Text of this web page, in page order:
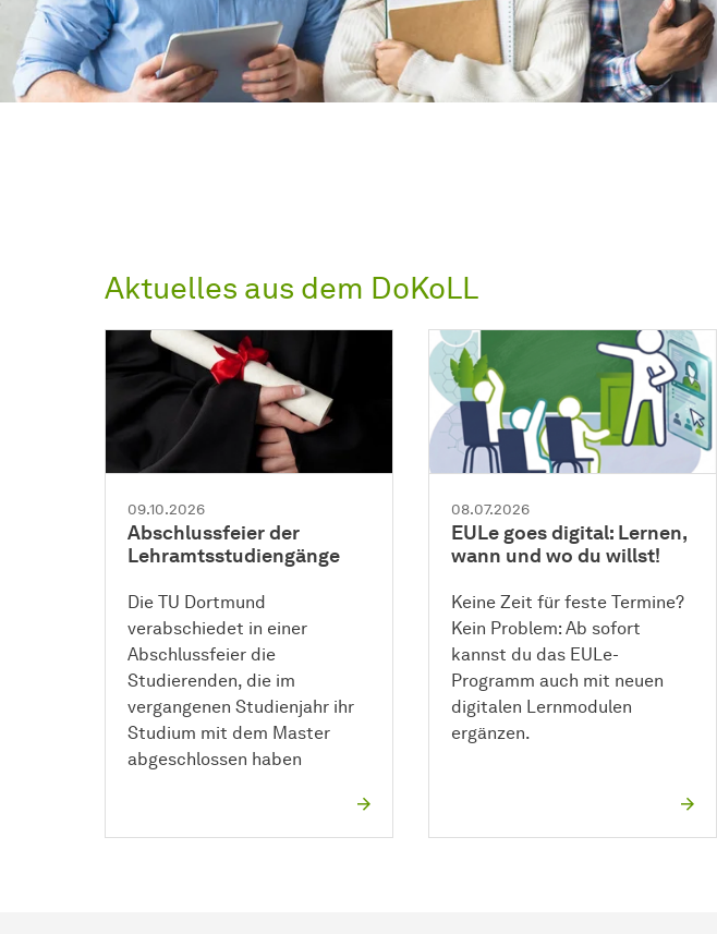
Aktuelles aus dem DoKoLL
09.10.2026
Abschlussfeier der
Lehramtsstudiengänge
Die TU Dortmund
verabschiedet in einer
Abschlussfeier die
Studierenden, die im
vergangenen Studienjahr ihr
Studium mit dem Master
abgeschlossen haben
08.07.2026
EULe goes digital: Lernen,
wann und wo du willst!
Keine Zeit für feste Termine?
Kein Problem: Ab sofort
kannst du das EULe-
Programm auch mit neuen
digitalen Lernmodulen
ergänzen.